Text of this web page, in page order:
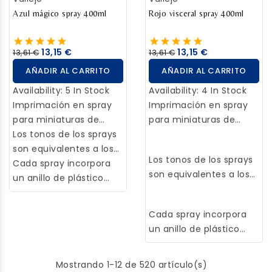
trazos más gruesos y
amplias.
trazos más gruesos y
amplias.
Azul mágico spray 400ml
13,61 € 13,15 €
AÑADIR AL CARRITO
Availability: 5 In Stock
Imprimación en spray
para miniaturas de
metal, plástico y resina,
con elevada
concentración de
pigmento para su uso
en miniaturas de metal,
autonivelante que
Los tonos de los sprays
son equivalentes a los
de su color
correspondiente en las
gamas de colores para
técnicas de pintura.
Cada spray incorpora
un anillo de plástico
para una correcta
especialmente
Rojo visceral spray 400ml
13,61 € 13,15 €
AÑADIR AL CARRITO
Availability: 4 In Stock
Imprimación en spray
para miniaturas de
concentración de
pigmento para su uso
rápidamente
ofreciendo un perfecto
autonivelante que
Los tonos de los sprays
son equivalentes a los
gamas de colores para
uso a pincel cómo
Color, así se puedan
Cada spray incorpora
un anillo de plástico
para una correcta
identificación del
Mostrando 1-12 de 520 artículo(s)